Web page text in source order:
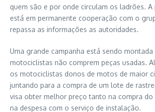
quem são e por onde circulam os ladrões.
está em permanente cooperação com o
repassa as informações as autoridades.
Uma grande campanha está sendo montada
motociclistas não comprem peças usadas.
os motociclistas donos de motos de maior
juntando para a compra de um lote de
visa obter melhor preço tanto na compra
na despesa com o serviço de instalação.